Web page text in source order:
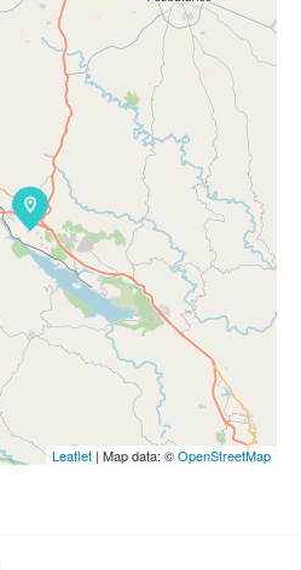
Leaflet | Map data: ©OpenStreetMap